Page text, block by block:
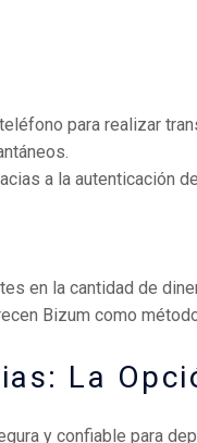
para realizar
a la autenticación
en la cantidad de
Bizum como
La
y confiable para